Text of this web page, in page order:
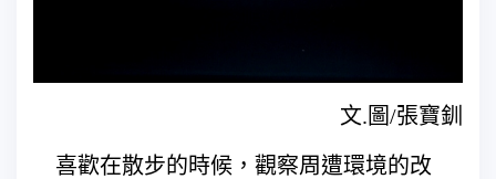
文.圖/張寶釧
喜歡在散步的時候，觀察周遭環境的改